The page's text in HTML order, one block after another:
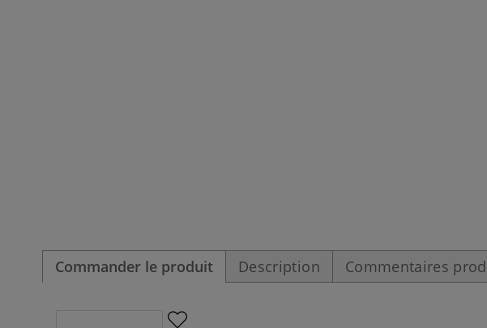
Commander le produit Description Commentaires